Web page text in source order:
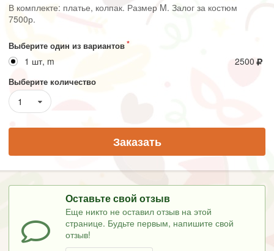
В комплекте: платье, колпак. Размер M. Залог за костюм
7500р.
Выберите один из вариантов
1 шт, m 2500
Выберите количество
1
Заказать
Оставьте свой отзыв
Еще никто не оставил отзыв на этой
странице. Будьте первым, напишите свой
отзыв!